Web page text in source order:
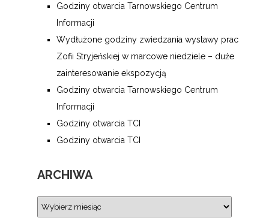
Godziny otwarcia Tarnowskiego Centrum
Informacji
Wydłużone godziny zwiedzania wystawy prac
Zofii Stryjeńskiej w marcowe niedziele – duże
zainteresowanie ekspozycją
Godziny otwarcia Tarnowskiego Centrum
Informacji
Godziny otwarcia TCI
Godziny otwarcia TCI
ARCHIWA